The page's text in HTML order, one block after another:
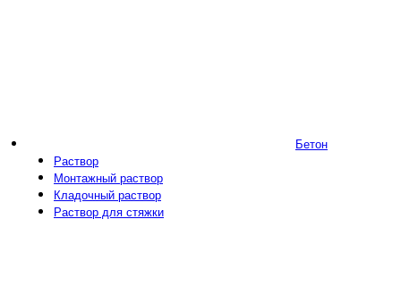
Бетон
Раствор
Монтажный раствор
Кладочный раствор
Раствор для стяжки